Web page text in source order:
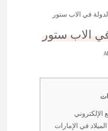
في الاب ستور
الاب ستور
الإلكتروني
في الإمارات